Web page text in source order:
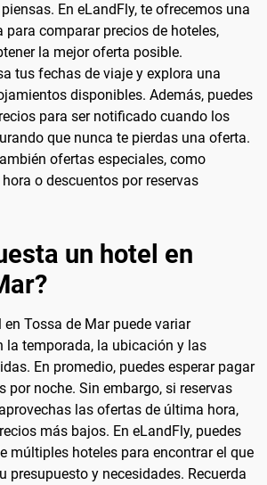
En eLandFly, te ofrecemos una
comparar precios de hoteles,
la mejor oferta posible.
tus fechas de viaje y explora una
disponibles. Además, puedes
para ser notificado cuando los
que nunca te pierdas una oferta.
ofertas especiales, como
o descuentos por reservas
un hotel en
Tossa de Mar puede variar
la temporada, la ubicación y las
En promedio, puedes esperar pagar
por noche. Sin embargo, si reservas
las ofertas de última hora,
más bajos. En eLandFly, puedes
múltiples hoteles para encontrar el que
presupuesto y necesidades. Recuerda